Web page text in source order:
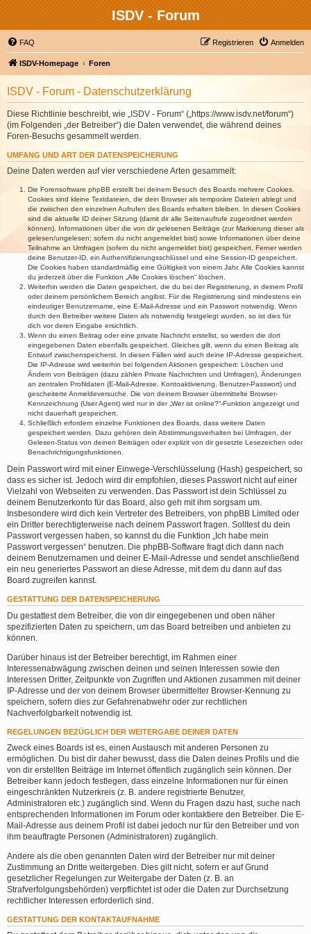
ISDV - Forum
FAQ Anmelden
Registrieren
ISDV-Homepage Foren
ISDV - Forum - Datenschutzerklärung
Diese Richtlinie beschreibt, wie „ISDV - Forum“ („https://www.isdv.net/forum“)
(im Folgenden „der Betreiber“) die Daten verwendet, die während deines
Foren-Besuchs gesammelt werden.
UMFANG UND ART DER DATENSPEICHERUNG
Deine Daten werden auf vier verschiedene Arten gesammelt:
Die Forensoftware phpBB erstellt bei deinem Besuch des Boards mehrere Cookies.
Cookies sind kleine Textdateien, die dein Browser als temporäre Dateien ablegt und
die zwischen den einzelnen Aufrufen des Boards erhalten bleiben. In diesen Cookies
sind die aktuelle ID deiner Sitzung (damit dir alle Seitenaufrufe zugeordnet werden
können), Informationen über die von dir gelesenen Beiträge (zur Markierung dieser als
gelesen/ungelesen; sofern du nicht angemeldet bist) sowie Informationen über deine
Teilnahme an Umfragen (sofern du nicht angemeldet bist) gespeichert. Ferner werden
deine Benutzer-ID, ein Authentifizierungsschlüssel und eine Session-ID gespeichert.
Die Cookies haben standardmäßig eine Gültigkeit von einem Jahr. Alle Cookies kannst
du jederzeit über die Funktion „Alle Cookies löschen“ löschen.
Weiterhin werden die Daten gespeichert, die du bei der Registrierung, in deinem Profil
oder deinem persönlichem Bereich angibst. Für die Registrierung sind mindestens ein
eindeutiger Benutzername, eine E-Mail-Adresse und ein Passwort notwendig. Wenn
durch den Betreiber weitere Daten als notwendig festgelegt wurden, so ist dies für
dich vor deren Eingabe ersichtlich.
Wenn du einen Beitrag oder eine private Nachricht erstellst, so werden die dort
eingegebenen Daten ebenfalls gespeichert. Gleiches gilt, wenn du einen Beitrag als
Entwurf zwischenspeicherst. In diesen Fällen wird auch deine IP-Adresse gespeichert.
Die IP-Adresse wird weiterhin bei folgenden Aktionen gespeichert: Löschen und
Ändern von Beiträgen (dazu zählen Private Nachrichten und Umfragen), Änderungen
an zentralen Profildaten (E-Mail-Adresse, Kontoaktivierung, Benutzer-Passwort) und
gescheiterte Anmeldeversuche. Die von deinem Browser übermittelte Browser-
Kennzeichnung (User Agent) wird nur in der „Wer ist online?“-Funktion angezeigt und
nicht dauerhaft gespeichert.
Schließlich erfordern einzelne Funktionen des Boards, dass weitere Daten
gespeichert werden. Dazu gehören dein Abstimmungsverhalten bei Umfragen, der
Gelesen-Status von deinen Beiträgen oder explizit von dir gesetzte Lesezeichen oder
Benachrichtigungsfunktionen.
Dein Passwort wird mit einer Einwege-Verschlüsselung (Hash) gespeichert, so
dass es sicher ist. Jedoch wird dir empfohlen, dieses Passwort nicht auf einer
Vielzahl von Webseiten zu verwenden. Das Passwort ist dein Schlüssel zu
deinem Benutzerkonto für das Board, also geh mit ihm sorgsam um.
Insbesondere wird dich kein Vertreter des Betreibers, von phpBB Limited oder
ein Dritter berechtigterweise nach deinem Passwort fragen. Solltest du dein
Passwort vergessen haben, so kannst du die Funktion „Ich habe mein
Passwort vergessen“ benutzen. Die phpBB-Software fragt dich dann nach
deinem Benutzernamen und deiner E-Mail-Adresse und sendet anschließend
ein neu generiertes Passwort an diese Adresse, mit dem du dann auf das
Board zugreifen kannst.
GESTATTUNG DER DATENSPEICHERUNG
Du gestattest dem Betreiber, die von dir eingegebenen und oben näher
spezifizierten Daten zu speichern, um das Board betreiben und anbieten zu
können.
Darüber hinaus ist der Betreiber berechtigt, im Rahmen einer
Interessenabwägung zwischen deinen und seinen Interessen sowie den
Interessen Dritter, Zeitpunkte von Zugriffen und Aktionen zusammen mit deiner
IP-Adresse und der von deinem Browser übermittelter Browser-Kennung zu
speichern, sofern dies zur Gefahrenabwehr oder zur rechtlichen
Nachverfolgbarkeit notwendig ist.
REGELUNGEN BEZÜGLICH DER WEITERGABE DEINER DATEN
Zweck eines Boards ist es, einen Austausch mit anderen Personen zu
ermöglichen. Du bist dir daher bewusst, dass die Daten deines Profils und die
von dir erstellten Beiträge im Internet öffentlich zugänglich sein können. Der
Betreiber kann jedoch festlegen, dass einzelne Informationen nur für einen
eingeschränkten Nutzerkreis (z. B. andere registrierte Benutzer,
Administratoren etc.) zugänglich sind. Wenn du Fragen dazu hast, suche nach
entsprechenden Informationen im Forum oder kontaktiere den Betreiber. Die E-
Mail-Adresse aus deinem Profil ist dabei jedoch nur für den Betreiber und von
ihm beauftragte Personen (Administratoren) zugänglich.
Andere als die oben genannten Daten wird der Betreiber nur mit deiner
Zustimmung an Dritte weitergeben. Dies gilt nicht, sofern er auf Grund
gesetzlicher Regelungen zur Weitergabe der Daten (z. B. an
Strafverfolgungsbehörden) verpflichtet ist oder die Daten zur Durchsetzung
rechtlicher Interessen erforderlich sind.
GESTATTUNG DER KONTAKTAUFNAHME